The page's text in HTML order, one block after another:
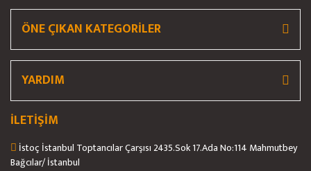
ÖNE ÇIKAN KATEGORİLER
YARDIM
İLETİŞİM
İstoç İstanbul Toptancılar Çarşısı 2435.Sok 17.Ada No:114 Mahmutbey
Bağcılar/ İstanbul